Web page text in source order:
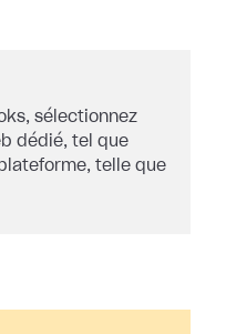
sélectionnez
dédié, tel que
telle que